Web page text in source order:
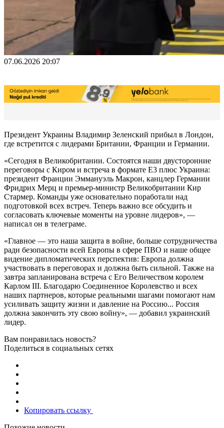
07.06.2026 20:07
Президент Украины Владимир Зеленский прибыл в Лондон,
где встретится с лидерами Британии, Франции и Германии.
«Сегодня в Великобритании. Состоятся наши двусторонние
переговоры с Киром и встреча в формате E3 плюс Украина:
президент Франции Эммануэль Макрон, канцлер Германии
Фридрих Мерц и премьер-министр Великобритании Кир
Стармер. Команды уже основательно поработали над
подготовкой всех встреч. Теперь важно все обсудить и
согласовать ключевые моменты на уровне лидеров», —
написал он в телеграме.
«Главное — это наша защита в войне, больше сотрудничества
ради безопасности всей Европы в сфере ПВО и наше общее
видение дипломатических перспектив: Европа должна
участвовать в переговорах и должна быть сильной. Также на
завтра запланирована встреча с Его Величеством королем
Карлом III. Благодарю Соединенное Королевство и всех
наших партнеров, которые реальными шагами помогают нам
усиливать защиту жизни и давление на Россию... Россия
должна закончить эту свою войну», — добавил украинский
лидер.
Вам понравилась новость?
Поделиться в социальных сетях
Копировать ссылку